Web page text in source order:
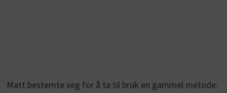
Matt bestemte seg for å ta til bruk en gammel metode: